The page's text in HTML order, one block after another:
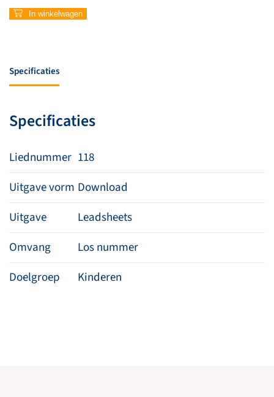
118
–
meer
aantal
In winkelwagen
Specificaties
Specificaties
Liednummer 118
Uitgave vorm Download
Uitgave
Leadsheets
Omvang
Los nummer
Doelgroep
Kinderen